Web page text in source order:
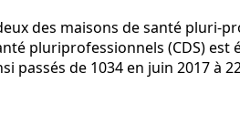
des maisons de santé pluri-
pluriprofessionnels (CDS) est
passés de 1034 en juin 2017 à